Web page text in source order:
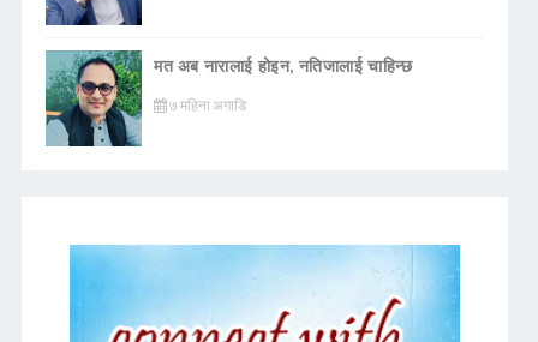
मत अब नारालाई होइन, नतिजालाई चाहिन्छ
७ महिना अगाडि